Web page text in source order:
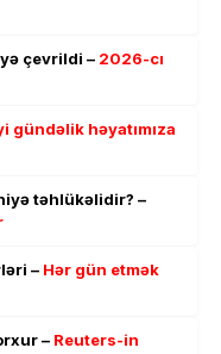
çevrildi – 2026-cı
gündəlik həyatımıza
təhlükəlidir? –
– Hər gün etmək
– Reuters-in